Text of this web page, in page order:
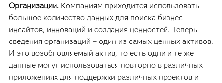
Организации.Компаниям приходится использовать
большое количество данных для поиска бизнес-
инсайтов, инноваций и создания ценностей. Теперь
сведения организаций – один из самых ценных активов.
И это возобновляемый актив, то есть одни и те же
данные могут использоваться повторно в различных
приложениях для поддержки различных проектов и